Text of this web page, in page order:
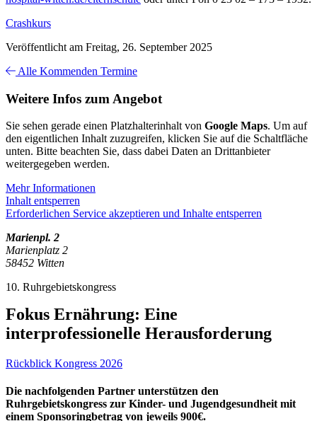
Crashkurs
Veröffentlicht am Freitag, 26. September 2025
Alle Kommenden Termine
Weitere Infos zum Angebot
Sie sehen gerade einen Platzhalterinhalt von Google Maps. Um auf
den eigentlichen Inhalt zuzugreifen, klicken Sie auf die Schaltfläche
unten. Bitte beachten Sie, dass dabei Daten an Drittanbieter
weitergegeben werden.
Mehr Informationen
Inhalt entsperren
Erforderlichen Service akzeptieren und Inhalte entsperren
Marienpl. 2
Marienplatz 2
58452 Witten
10. Ruhrgebietskongress
Fokus Ernährung: Eine
interprofessionelle Herausforderung
Rückblick Kongress 2026
Die nachfolgenden Partner unterstützen den
Ruhrgebietskongress zur Kinder- und Jugendgesundheit mit
einem Sponsoringbetrag von jeweils 900€.